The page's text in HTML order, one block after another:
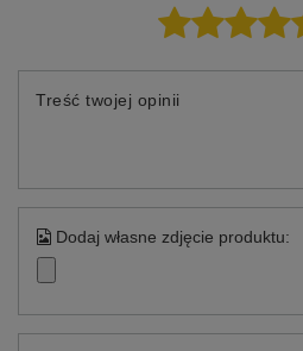
Treść twojej opinii
Dodaj własne zdjęcie produktu: